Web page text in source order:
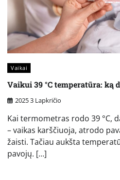
Vaikai
Vaikui 39 °C temperatūra: ką
2025 3 Lapkričio
Kai termometras rodo 39 °C,
– vaikas karščiuoja, atrodo
žaisti. Tačiau aukšta
pavojų. […]